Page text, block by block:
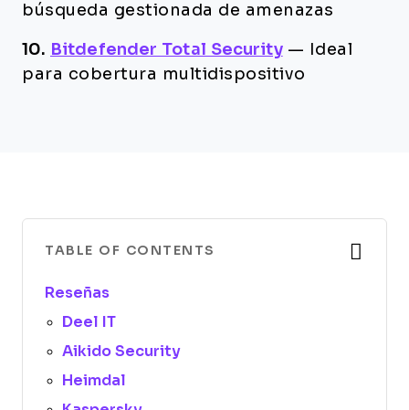
búsqueda gestionada de amenazas
10. Bitdefender Total Security —
Ideal
para cobertura multidispositivo
TABLE OF CONTENTS
Reseñas
Deel IT
Aikido Security
Heimdal